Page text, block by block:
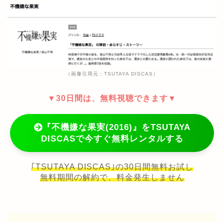
（画像引用元：TSUTAYA DISCAS）
▼30日間は、無料視聴できます▼
『不機嫌な果実(2016)』をTSUTAYA
DISCASで今すぐ無料レンタルする
｢TSUTAYA DISCAS｣の30日間無料お試し
無料期間の解約で、料金発生しません